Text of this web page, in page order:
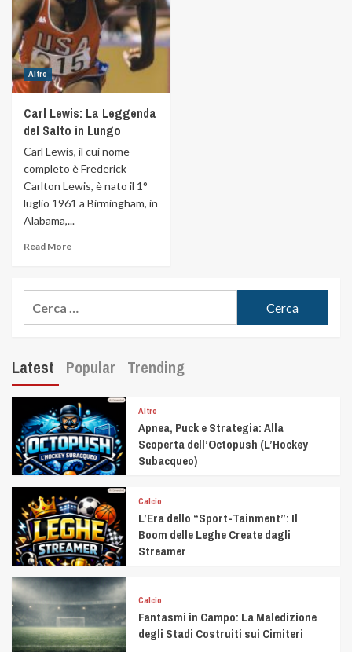
Altro
Carl Lewis: La Leggenda
del Salto in Lungo
Carl Lewis, il cui nome
completo è Frederick
Carlton Lewis, è nato il 1°
luglio 1961 a Birmingham, in
Alabama,...
Read More
Latest Popular Trending
Altro
Apnea, Puck e Strategia: Alla
Scoperta dell’Octopush (L’Hockey
Subacqueo)
Calcio
L’Era dello “Sport-Tainment”: Il
Boom delle Leghe Create dagli
Streamer
Calcio
Fantasmi in Campo: La Maledizione
degli Stadi Costruiti sui Cimiteri